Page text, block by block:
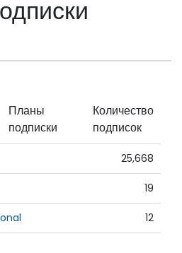
Планы
подписки
Количество
подписок
25,668
19
12